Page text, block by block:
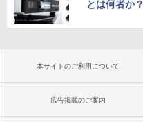
とは何者か？
本サイトのご利用について
広告掲載のご案内